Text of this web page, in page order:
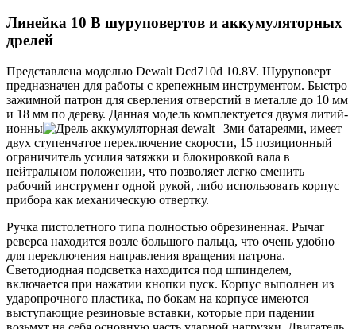
Линейка 10 В шуруповертов и аккумуляторных
дрелей
Представлена моделью Dewalt Dcd710d 10.8V. Шуруповерт
предназначен для работы с крепежным инструментом. Быстро
зажимной патрон для сверления отверстий в металле до 10 мм
и 18 мм по дереву. Данная модель комплектуется двумя литий-
ионны
ми батареями, имеет
двух ступенчатое переключение скорости, 15 позиционный
ограничитель усилия затяжки и блокировкой вала в
нейтральном положении, что позволяет легко сменить
рабочий инструмент одной рукой, либо использовать корпус
прибора как механическую отвертку.
Ручка пистолетного типа полностью обрезиненная. Рычаг
реверса находится возле большого пальца, что очень удобно
для переключения направления вращения патрона.
Светодиодная подсветка находится под шпинделем,
включается при нажатии кнопки пуск. Корпус выполнен из
ударопрочного пластика, по бокам на корпусе имеются
выступающие резиновые вставки, которые при падении